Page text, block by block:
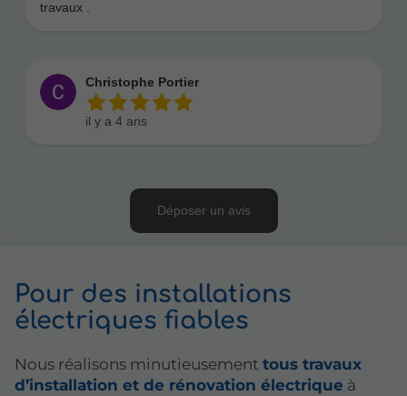
Pour des installations
électriques fiables
Nous réalisons minutieusement tous travaux
d’installation et de rénovation électrique à